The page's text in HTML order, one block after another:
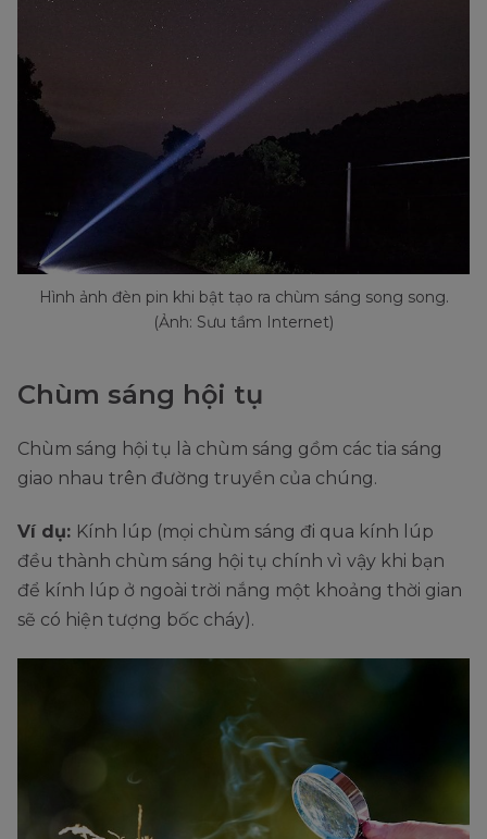
Hình ảnh đèn pin khi bật tạo ra chùm sáng song song.
(Ảnh: Sưu tầm Internet)
Chùm sáng hội tụ
Chùm sáng hội tụ là chùm sáng gồm các tia sáng
giao nhau trên đường truyền của chúng.
Ví dụ: Kính lúp (mọi chùm sáng đi qua kính lúp
đều thành chùm sáng hội tụ chính vì vậy khi bạn
để kính lúp ở ngoài trời nắng một khoảng thời gian
sẽ có hiện tượng bốc cháy).